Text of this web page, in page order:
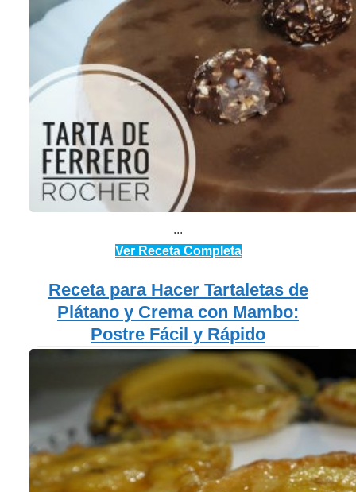
...
Ver Receta Completa
Receta para Hacer Tartaletas de
Plátano y Crema con Mambo:
Postre Fácil y Rápido